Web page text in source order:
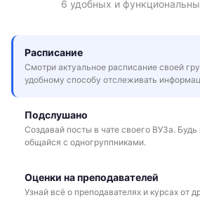
6 удобных и
Расписание
Смотри актуальное расписание своей
удобному способу отслеживать
Подслушано
Создавай посты в чате своего ВУЗа.
общайся с одногруппниками.
Оценки на преподавателей
Узнай всё о преподавателях и курсах от